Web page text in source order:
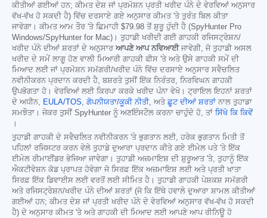
ਕੀਤੀਆਂ ਗਈਆਂ ਹਨ; ਕੀਮਤ ਦੇਸ਼ ਜਾਂ ਪ੍ਰਮੋਸ਼ਨ ਪ੍ਰਤੀ ਖਰੀਦ ਪੰਨੇ ਦੇ ਵੇਰਵਿਆਂ ਅਨੁਸਾਰ
ਵੱਖ-ਵੱਖ ਹੋ ਸਕਦੀ ਹੈ) ਵਿੱਚ ਦਰਸਾਏ ਗਏ ਅਨੁਸਾਰ ਕੀਮਤ 'ਤੇ ਤੁਰੰਤ ਬਿਲ ਕੀਤਾ
ਜਾਵੇਗਾ। ਕੀਮਤ ਆਮ ਤੌਰ 'ਤੇ ਛਿਮਾਹੀ $79.98 ਤੋਂ ਸ਼ੁਰੂ ਹੁੰਦੀ ਹੈ (SpyHunter Pro
Windows/SpyHunter for Mac)। ਤੁਹਾਡੀ ਖਰੀਦੀ ਗਈ ਗਾਹਕੀ ਰਜਿਸਟ੍ਰੇਸ਼ਨ/
ਖਰੀਦ ਪੰਨੇ ਦੀਆਂ ਸ਼ਰਤਾਂ ਦੇ ਅਨੁਸਾਰ ਆਪਣੇ ਆਪ ਨਵਿਆਈਜਾਵੇਗੀ, ਜੋ ਤੁਹਾਡੀ ਅਸਲ
ਖਰੀਦ ਦੇ ਸਮੇਂ ਲਾਗੂ ਹੋਣ ਵਾਲੀ ਮਿਆਰੀ ਗਾਹਕੀ ਫੀਸ 'ਤੇ ਅਤੇ ਉਸੇ ਗਾਹਕੀ ਸਮੇਂ ਦੀ
ਮਿਆਦ ਲਈ ਜਾਂ ਪ੍ਰਮੋਸ਼ਨ ਸਮੱਗਰੀ/ਖਰੀਦ ਪੰਨੇ ਵਿੱਚ ਦਰਸਾਏ ਅਨੁਸਾਰ ਸਵੈਚਲਿਤ
ਨਵੀਨੀਕਰਨ ਪ੍ਰਦਾਨ ਕਰਦੀ ਹੈ, ਬਸ਼ਰਤੇ ਤੁਸੀਂ ਇੱਕ ਨਿਰੰਤਰ, ਨਿਰਵਿਘਨ ਗਾਹਕੀ
ਉਪਭੋਗਤਾ ਹੋ। ਵੇਰਵਿਆਂ ਲਈ ਕਿਰਪਾ ਕਰਕੇ ਖਰੀਦ ਪੰਨਾ ਵੇਖੋ। ਟ੍ਰਾਇਲ ਇਹਨਾਂ ਸ਼ਰਤਾਂ
ਦੇ ਅਧੀਨ,
EULA/TOS ਗੋਪਨੀਯਤਾ/ਕੂਕੀ ਨੀਤੀ , ਅਤੇ ਛੂਟ ਦੀਆਂ ਸ਼ਰਤਾਂ ਨਾਲ ਤੁਹਾਡਾ
ਸਮਝੌਤਾ। ਜੇਕਰ ਤੁਸੀਂ SpyHunter ਨੂੰ ਅਣਇੰਸਟੌਲ ਕਰਨਾ ਚਾਹੁੰਦੇ ਹੋ, ਤਾਂ ਸਿੱਖੋ ਕਿ ਕਿਵੇਂ
।
ਤੁਹਾਡੀ ਗਾਹਕੀ ਦੇ ਸਵੈਚਲਿਤ ਨਵੀਨੀਕਰਨ 'ਤੇ ਭੁਗਤਾਨ ਲਈ, ਹਰੇਕ ਭੁਗਤਾਨ ਮਿਤੀ ਤੋਂ
ਪਹਿਲਾਂ ਰਜਿਸਟਰ ਕਰਨ ਵੇਲੇ ਤੁਹਾਡੇ ਦੁਆਰਾ ਪ੍ਰਦਾਨ ਕੀਤੇ ਗਏ ਈਮੇਲ ਪਤੇ 'ਤੇ ਇੱਕ
ਈਮੇਲ ਰੀਮਾਈਂਡਰ ਭੇਜਿਆ ਜਾਵੇਗਾ। ਤੁਹਾਡੀ ਅਜ਼ਮਾਇਸ਼ ਦੀ ਸ਼ੁਰੂਆਤ 'ਤੇ, ਤੁਹਾਨੂੰ ਇੱਕ
ਐਕਟੀਵੇਸ਼ਨ ਕੋਡ ਪ੍ਰਾਪਤ ਹੋਵੇਗਾ ਜੋ ਸਿਰਫ਼ ਇੱਕ ਅਜ਼ਮਾਇਸ਼ ਲਈ ਅਤੇ ਪ੍ਰਤੀ ਖਾਤਾ
ਸਿਰਫ਼ ਇੱਕ ਡਿਵਾਈਸ ਲਈ ਵਰਤੋਂ ਲਈ ਸੀਮਿਤ ਹੈ। ਤੁਹਾਡੀ ਗਾਹਕੀ ਪੇਸ਼ਕਸ਼ ਸਮੱਗਰੀ
ਅਤੇ ਰਜਿਸਟ੍ਰੇਸ਼ਨ/ਖਰੀਦ ਪੰਨੇ ਦੀਆਂ ਸ਼ਰਤਾਂ (ਜੋ ਕਿ ਇੱਥੇ ਹਵਾਲੇ ਦੁਆਰਾ ਸ਼ਾਮਲ ਕੀਤੀਆਂ
ਗਈਆਂ ਹਨ; ਕੀਮਤ ਦੇਸ਼ ਜਾਂ ਪ੍ਰਤੀ ਖਰੀਦ ਪੰਨੇ ਦੇ ਵੇਰਵਿਆਂ ਅਨੁਸਾਰ ਵੱਖ-ਵੱਖ ਹੋ ਸਕਦੀ
ਹੈ) ਦੇ ਅਨੁਸਾਰ ਕੀਮਤ 'ਤੇ ਅਤੇ ਗਾਹਕੀ ਦੀ ਮਿਆਦ ਲਈ ਆਪਣੇ ਆਪ ਰੀਨਿਊ ਹੋ